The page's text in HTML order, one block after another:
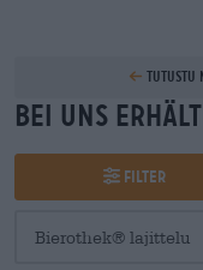
Tutustu
Bei uns
Filter